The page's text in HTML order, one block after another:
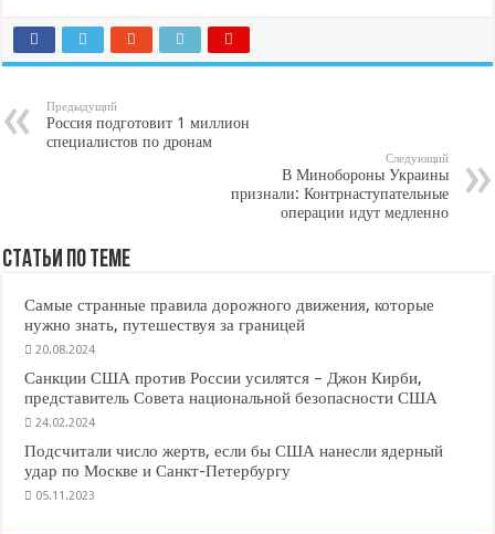
Предыдущий
Россия подготовит 1 миллион
специалистов по дронам
Следующий
В Минобороны Украины
признали: Контрнаступательные
операции идут медленно
Статьи по Теме
Самые странные правила дорожного движения, которые
нужно знать, путешествуя за границей
20.08.2024
Санкции США против России усилятся – Джон Кирби,
представитель Совета национальной безопасности США
24.02.2024
Подсчитали число жертв, если бы США нанесли ядерный
удар по Москве и Санкт-Петербургу
05.11.2023